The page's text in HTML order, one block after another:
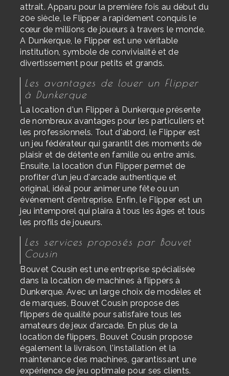
attrait. Apparu pour la première fois au début du
20e siècle, le Flipper a rapidement conquis le
cœur de millions de joueurs à travers le monde.
A Dunkerque, le Flipper est une véritable
institution, symbole de convivialité et de
divertissement pour petits et grands.
Les avantages de louer un Flipper
à Dunkerque
La location d'un Flipper à Dunkerque présente
de nombreux avantages pour les particuliers et
les professionnels. Tout d'abord, le Flipper est
un jeu fédérateur qui garantit des moments de
plaisir et de détente en famille ou entre amis.
Ensuite, la location d'un Flipper permet de
profiter d'un jeu d'arcade authentique et
original, idéal pour animer une fête ou un
événement d'entreprise. Enfin, le Flipper est un
jeu intemporel qui plaira à tous les âges et tous
les profils de joueurs.
Les services proposés par Bouvet
Cousin
Bouvet Cousin est une entreprise spécialisée
dans la location de machines à flippers à
Dunkerque. Avec un large choix de modèles et
de marques, Bouvet Cousin propose des
flippers de qualité pour satisfaire tous les
amateurs de jeux d'arcade. En plus de la
location de flippers, Bouvet Cousin propose
également la livraison, l'installation et la
maintenance des machines, garantissant une
expérience de jeu optimale pour ses clients.